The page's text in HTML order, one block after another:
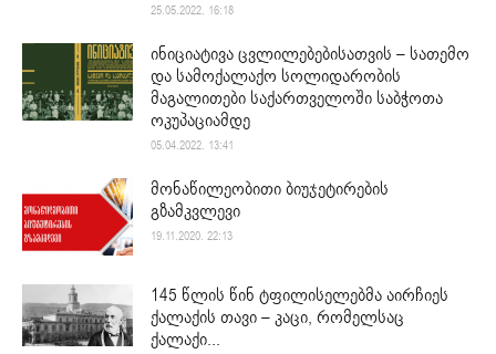
25.05.2022. 16:18
ინიციატივა ცვლილებებისათვის – სათემო
და სამოქალაქო სოლიდარობის
მაგალითები საქართველოში საბჭოთა
ოკუპაციამდე
05.04.2022. 13:41
მონაწილეობითი ბიუჯეტირების
გზამკვლევი
19.11.2020. 22:13
145 წლის წინ ტფილისელებმა აირჩიეს
ქალაქის თავი – კაცი, რომელსაც
ქალაქი...